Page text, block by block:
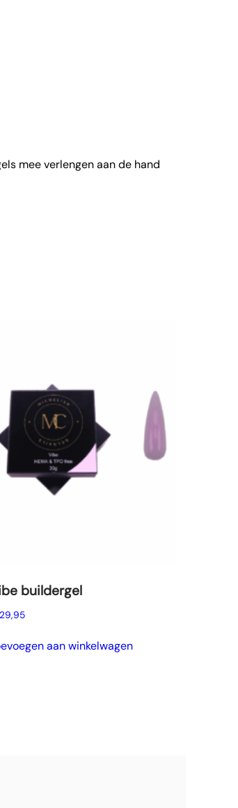
mee verlengen aan de hand
buildergel
29,95
aan winkelwagen